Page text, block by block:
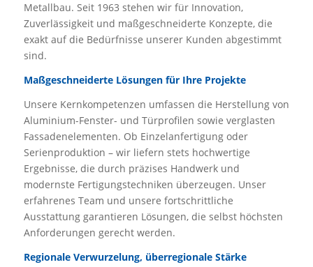
Metallbau. Seit 1963 stehen wir für Innovation,
Zuverlässigkeit und maßgeschneiderte Konzepte, die
exakt auf die Bedürfnisse unserer Kunden abgestimmt
sind.
Maßgeschneiderte Lösungen für Ihre Projekte
Unsere Kernkompetenzen umfassen die Herstellung von
Aluminium-Fenster- und Türprofilen sowie verglasten
Fassadenelementen. Ob Einzelanfertigung oder
Serienproduktion – wir liefern stets hochwertige
Ergebnisse, die durch präzises Handwerk und
modernste Fertigungstechniken überzeugen. Unser
erfahrenes Team und unsere fortschrittliche
Ausstattung garantieren Lösungen, die selbst höchsten
Anforderungen gerecht werden.
Regionale Verwurzelung, überregionale Stärke